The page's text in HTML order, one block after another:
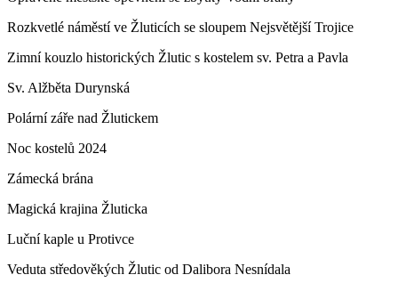
Rozkvetlé náměstí ve Žluticích se sloupem Nejsvětější Trojice
Zimní kouzlo historických Žlutic s kostelem sv. Petra a Pavla
Sv. Alžběta Durynská
Polární záře nad Žlutickem
Noc kostelů 2024
Zámecká brána
Magická krajina Žluticka
Luční kaple u Protivce
Veduta středověkých Žlutic od Dalibora Nesnídala